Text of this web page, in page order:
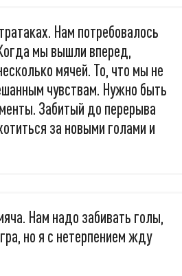
Нам потребовалось
мы вышли вперед,
мячей. То, что мы не
чувствам. Нужно быть
Забитый до перерыва
за новыми голами и
Нам надо забивать голы,
но я с нетерпением жду